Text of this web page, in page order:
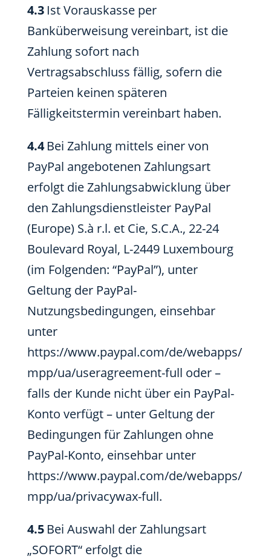
4.3Ist Vorauskasse per
Banküberweisung vereinbart, ist die
Zahlung sofort nach
Vertragsabschluss fällig, sofern die
Parteien keinen späteren
Fälligkeitstermin vereinbart haben.
4.4Bei Zahlung mittels einer von
PayPal angebotenen Zahlungsart
erfolgt die Zahlungsabwicklung über
den Zahlungsdienstleister PayPal
(Europe) S.à r.l. et Cie, S.C.A., 22-24
Boulevard Royal, L-2449 Luxembourg
(im Folgenden: “PayPal”), unter
Geltung der PayPal-
Nutzungsbedingungen, einsehbar
unter
https://www.paypal.com/de/webapps/
mpp/ua/useragreement-full oder –
falls der Kunde nicht über ein PayPal-
Konto verfügt – unter Geltung der
Bedingungen für Zahlungen ohne
PayPal-Konto, einsehbar unter
https://www.paypal.com/de/webapps/
mpp/ua/privacywax-full.
4.5 Bei Auswahl der Zahlungsart
„SOFORT“ erfolgt die